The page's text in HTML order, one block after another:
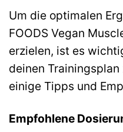
Um die optimalen
FOODS Vegan
erzielen, ist es
deinen
einige Tipps und
Empfohlene